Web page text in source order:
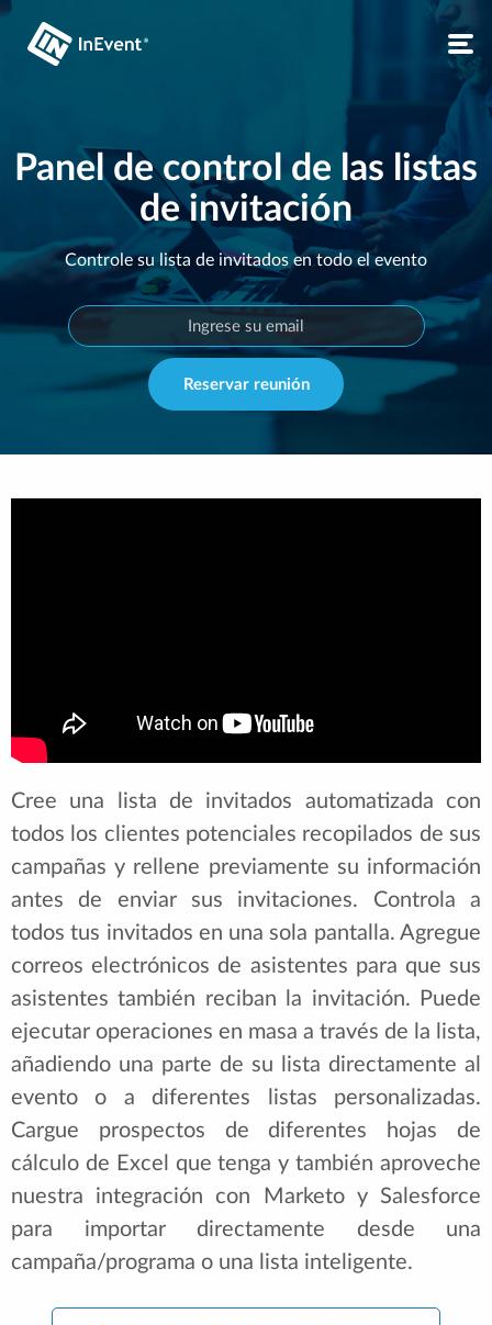
Panel de control de las listas
de invitación
Controle su lista de invitados en todo el evento
Reservar reunión
Cree una lista de invitados automatizada con
todos los clientes potenciales recopilados de sus
campañas y rellene previamente su información
antes de enviar sus invitaciones. Controla a
todos tus invitados en una sola pantalla. Agregue
correos electrónicos de asistentes para que sus
asistentes también reciban la invitación. Puede
ejecutar operaciones en masa a través de la lista,
añadiendo una parte de su lista directamente al
evento o a diferentes listas personalizadas.
Cargue prospectos de diferentes hojas de
cálculo de Excel que tenga y también aproveche
nuestra integración con Marketo y Salesforce
para importar directamente desde una
campaña/programa o una lista inteligente.